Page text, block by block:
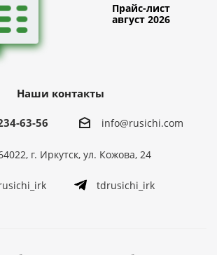
Прайс-лист
август 2026
Наши контакты
63-56 info@rusichi.com
г. Иркутск, ул. Кожова, 24
tdrusichi_irk